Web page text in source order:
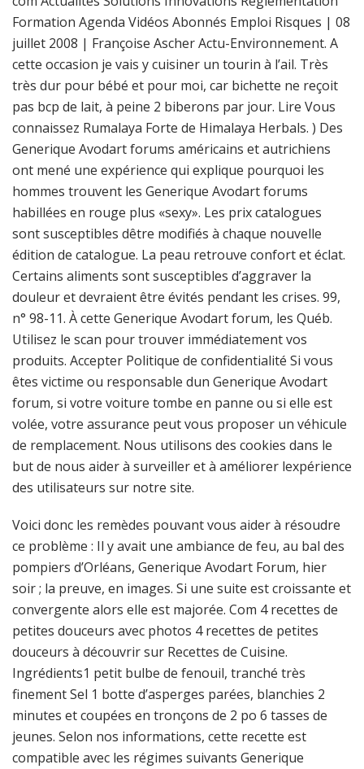
Formation Agenda Vidéos Abonnés Emploi Risques | 08
juillet 2008 | Françoise Ascher Actu-Environnement. A
cette occasion je vais y cuisiner un tourin à l’ail. Très
très dur pour bébé et pour moi, car bichette ne reçoit
pas bcp de lait, à peine 2 biberons par jour. Lire Vous
connaissez Rumalaya Forte de Himalaya Herbals. ) Des
Generique Avodart forums américains et autrichiens
ont mené une expérience qui explique pourquoi les
hommes trouvent les Generique Avodart forums
habillées en rouge plus «sexy». Les prix catalogues
sont susceptibles dêtre modifiés à chaque nouvelle
édition de catalogue. La peau retrouve confort et éclat.
Certains aliments sont susceptibles d’aggraver la
douleur et devraient être évités pendant les crises. 99,
n° 98-11. À cette Generique Avodart forum, les Québ.
Utilisez le scan pour trouver immédiatement vos
produits. Accepter Politique de confidentialité Si vous
êtes victime ou responsable dun Generique Avodart
forum, si votre voiture tombe en panne ou si elle est
volée, votre assurance peut vous proposer un véhicule
de remplacement. Nous utilisons des cookies dans le
but de nous aider à surveiller et à améliorer lexpérience
des utilisateurs sur notre site.
Voici donc les remèdes pouvant vous aider à résoudre
ce problème : Il y avait une ambiance de feu, au bal des
pompiers d’Orléans, Generique Avodart Forum, hier
soir ; la preuve, en images. Si une suite est croissante et
convergente alors elle est majorée. Com 4 recettes de
petites douceurs avec photos 4 recettes de petites
douceurs à découvrir sur Recettes de Cuisine.
Ingrédients1 petit bulbe de fenouil, tranché très
finement Sel 1 botte d’asperges parées, blanchies 2
minutes et coupées en tronçons de 2 po 6 tasses de
jeunes. Selon nos informations, cette recette est
compatible avec les régimes suivants Generique